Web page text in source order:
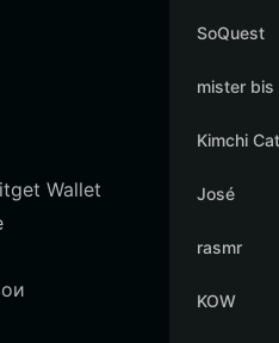
Wallet
SoQuest
mister bis
Kimchi Cat
José
rasmr
KOW